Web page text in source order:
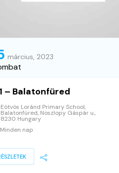
március, 2023
– Balatonfüred
Eötvös Loránd Primary School,
Balatonfüred, Noszlopy Gáspár u.,
8230 Hungary
Minden nap